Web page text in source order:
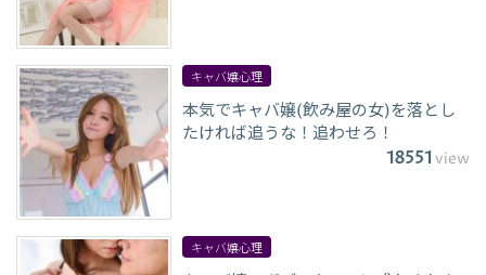
キャバ嬢心理
本気でキャバ嬢(飲み屋の女)を落とし
たければ追うな！追わせろ！
18551view
キャバ嬢心理